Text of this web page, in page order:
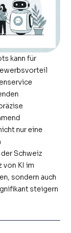
kann für
nur eine
Schweiz
von KI im
sondern auch
steigern